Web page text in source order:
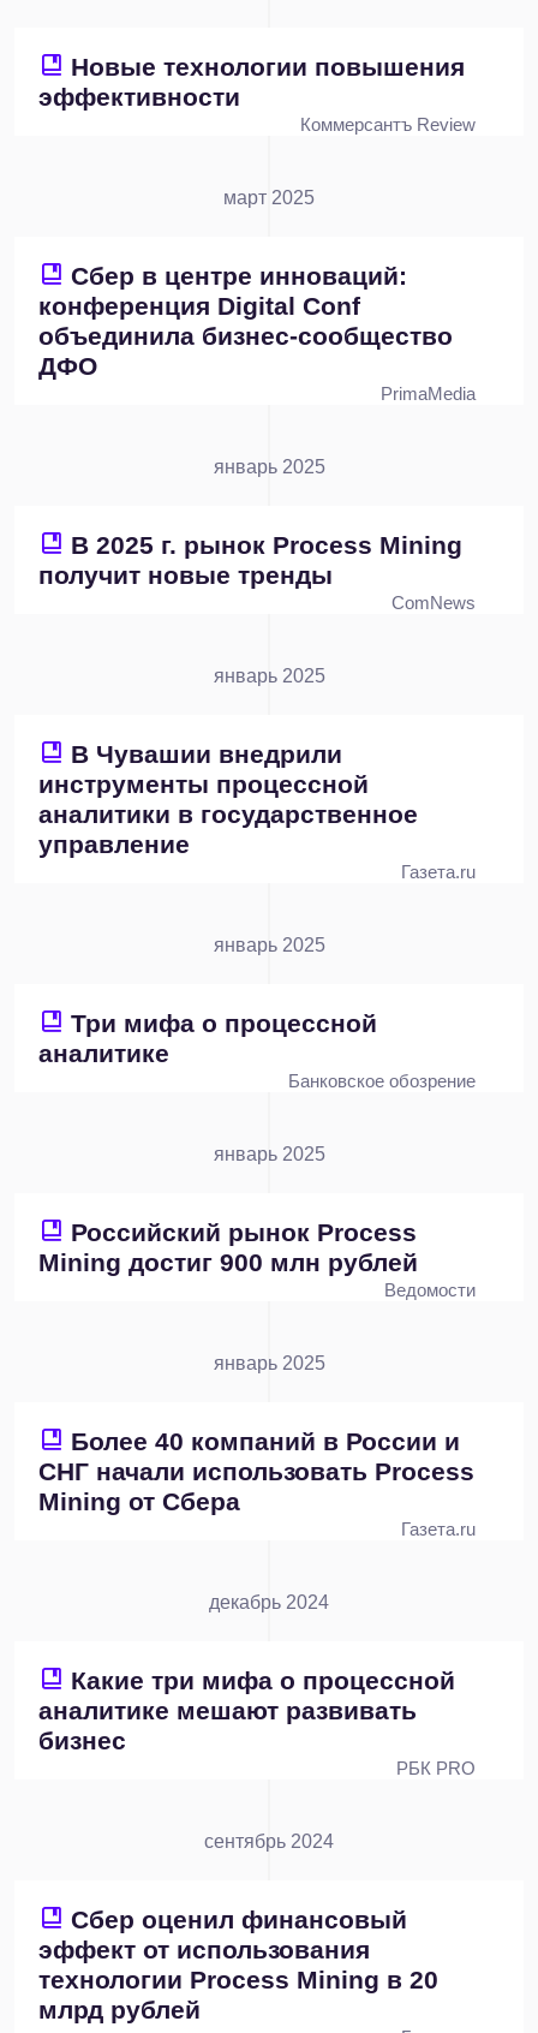
Новые технологии повышения
эффективности
Коммерсантъ Review
март 2025
Сбер в центре инноваций:
конференция Digital Conf
объединила бизнес-сообщество
ДФО
PrimaMedia
январь 2025
В 2025 г. рынок Process Mining
получит новые тренды
ComNews
январь 2025
В Чувашии внедрили
инструменты процессной
аналитики в государственное
управление
Газета.ru
январь 2025
Три мифа о процессной
аналитике
Банковское обозрение
январь 2025
Российский рынок Process
Mining достиг 900 млн рублей
Ведомости
январь 2025
Более 40 компаний в России и
СНГ начали использовать Process
Mining от Сбера
Газета.ru
декабрь 2024
Какие три мифа о процессной
аналитике мешают развивать
бизнес
РБК PRO
сентябрь 2024
Сбер оценил финансовый
эффект от использования
технологии Process Mining в 20
млрд рублей